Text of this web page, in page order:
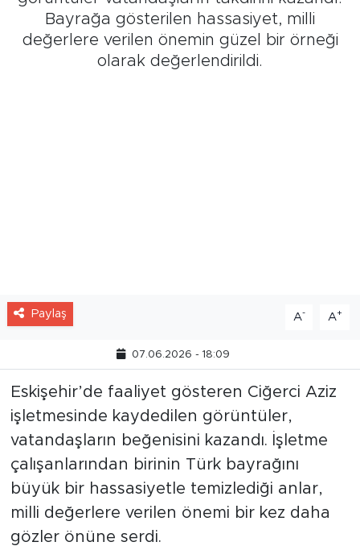
Bayrağa gösterilen hassasiyet, milli
değerlere verilen önemin güzel bir örneği
olarak değerlendirildi.
Paylaş A- A+
07.06.2026 - 18:09
Eskişehir’de faaliyet gösteren Ciğerci Aziz
işletmesinde kaydedilen görüntüler,
vatandaşların beğenisini kazandı. İşletme
çalışanlarından birinin Türk bayrağını
büyük bir hassasiyetle temizlediği anlar,
milli değerlere verilen önemi bir kez daha
gözler önüne serdi.